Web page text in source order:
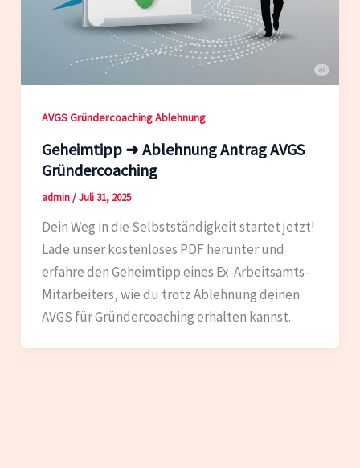
AVGS Gründercoaching Ablehnung
Geheimtipp ➜ Ablehnung Antrag AVGS
Gründercoaching
admin/Juli 31, 2025
Dein Weg in die Selbstständigkeit startet jetzt!
Lade unser kostenloses PDF herunter und
erfahre den Geheimtipp eines Ex-Arbeitsamts-
Mitarbeiters, wie du trotz Ablehnung deinen
AVGS für Gründercoaching erhalten kannst.